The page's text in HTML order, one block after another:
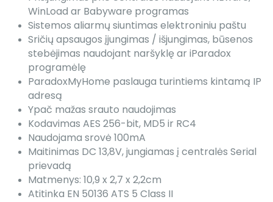
WinLoad ar Babyware programas
Sistemos aliarmų siuntimas elektroniniu paštu
Sričių apsaugos įjungimas / išjungimas, būsenos
stebėjimas naudojant naršyklę ar iParadox
programėlę
ParadoxMyHome paslauga turintiems kintamą IP
adresą
Ypač mažas srauto naudojimas
Kodavimas AES 256-bit, MD5 ir RC4
Naudojama srovė 100mA
Maitinimas DC 13,8V, jungiamas į centralės Serial
prievadą
Matmenys: 10,9 x 2,7 x 2,2cm
Atitinka EN 50136 ATS 5 Class II